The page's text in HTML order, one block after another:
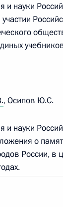
России —
школьного
тур по
и науки
, Осипов Ю.С.
и науки
о
России, в